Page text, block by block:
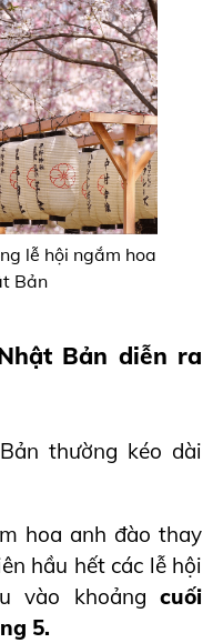
lễ hội ngắm hoa
Bản
Bản diễn ra
hoa anh đào thay
hầu hết các lễ hội
vào khoảng cuối
5.